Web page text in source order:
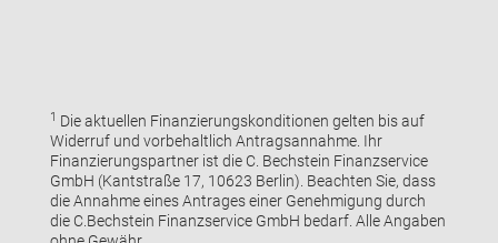
1 Die aktuellen Finanzierungskonditionen gelten bis auf
Widerruf und vorbehaltlich Antragsannahme. Ihr
Finanzierungspartner ist die C. Bechstein Finanzservice
GmbH (Kantstraße 17, 10623 Berlin). Beachten Sie, dass
die Annahme eines Antrages einer Genehmigung durch
die C.Bechstein Finanzservice GmbH bedarf. Alle Angaben